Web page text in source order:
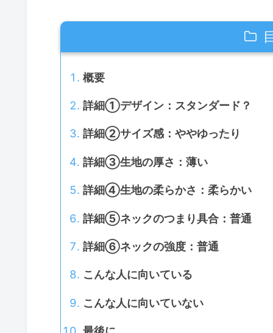
概要
詳細①デザイン：スタンダード？
詳細②サイズ感：ややゆったり
詳細③生地の厚さ：薄い
詳細④生地の柔らかさ：柔らかい
詳細⑤ネックのつまり具合：普通
詳細⑥ネックの強度：普通
こんな人に向いている
こんな人に向いていない